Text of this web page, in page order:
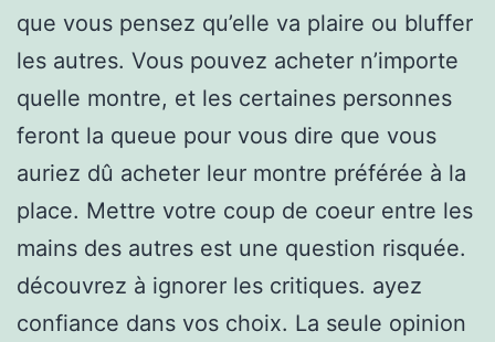
que vous pensez qu’elle va plaire ou bluffer
les autres. Vous pouvez acheter n’importe
quelle montre, et les certaines personnes
feront la queue pour vous dire que vous
auriez dû acheter leur montre préférée à la
place. Mettre votre coup de coeur entre les
mains des autres est une question risquée.
découvrez à ignorer les critiques. ayez
confiance dans vos choix. La seule opinion